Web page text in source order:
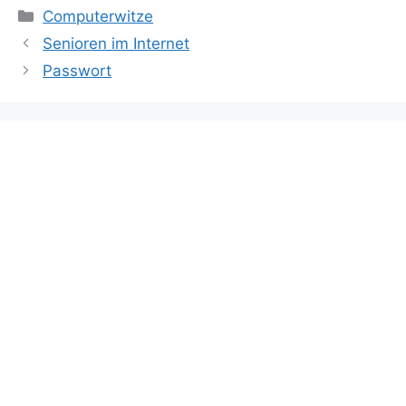
Kategorien
Computerwitze
Senioren im Internet
Passwort